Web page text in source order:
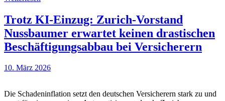
Trotz KI-Einzug: Zurich-Vorstand
Nussbaumer erwartet keinen drastischen
Beschäftigungsabbau bei Versicherern
10. März 2026
Die Schadeninflation setzt den deutschen Versicherern stark zu und